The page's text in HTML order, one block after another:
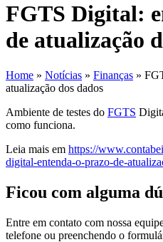
FGTS Digital:
de atualização
Home » Notícias » Finanças »
atualização dos dados
Ambiente de testes do FGTS
como funciona.
Leia mais em https://
digital-entenda-o-prazo-de-
Ficou com alguma
Entre em contato com nossa
telefone ou preenchendo o